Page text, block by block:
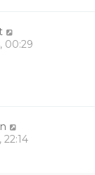
00:29